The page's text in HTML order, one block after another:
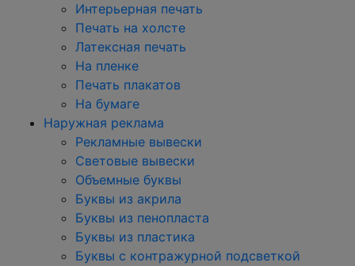
Интерьерная печать
Печать на холсте
Латексная печать
На пленке
Печать плакатов
На бумаге
Наружная реклама
Рекламные вывески
Световые вывески
Объемные буквы
Буквы из акрила
Буквы из пенопласта
Буквы из пластика
Буквы с контражурной подсветкой